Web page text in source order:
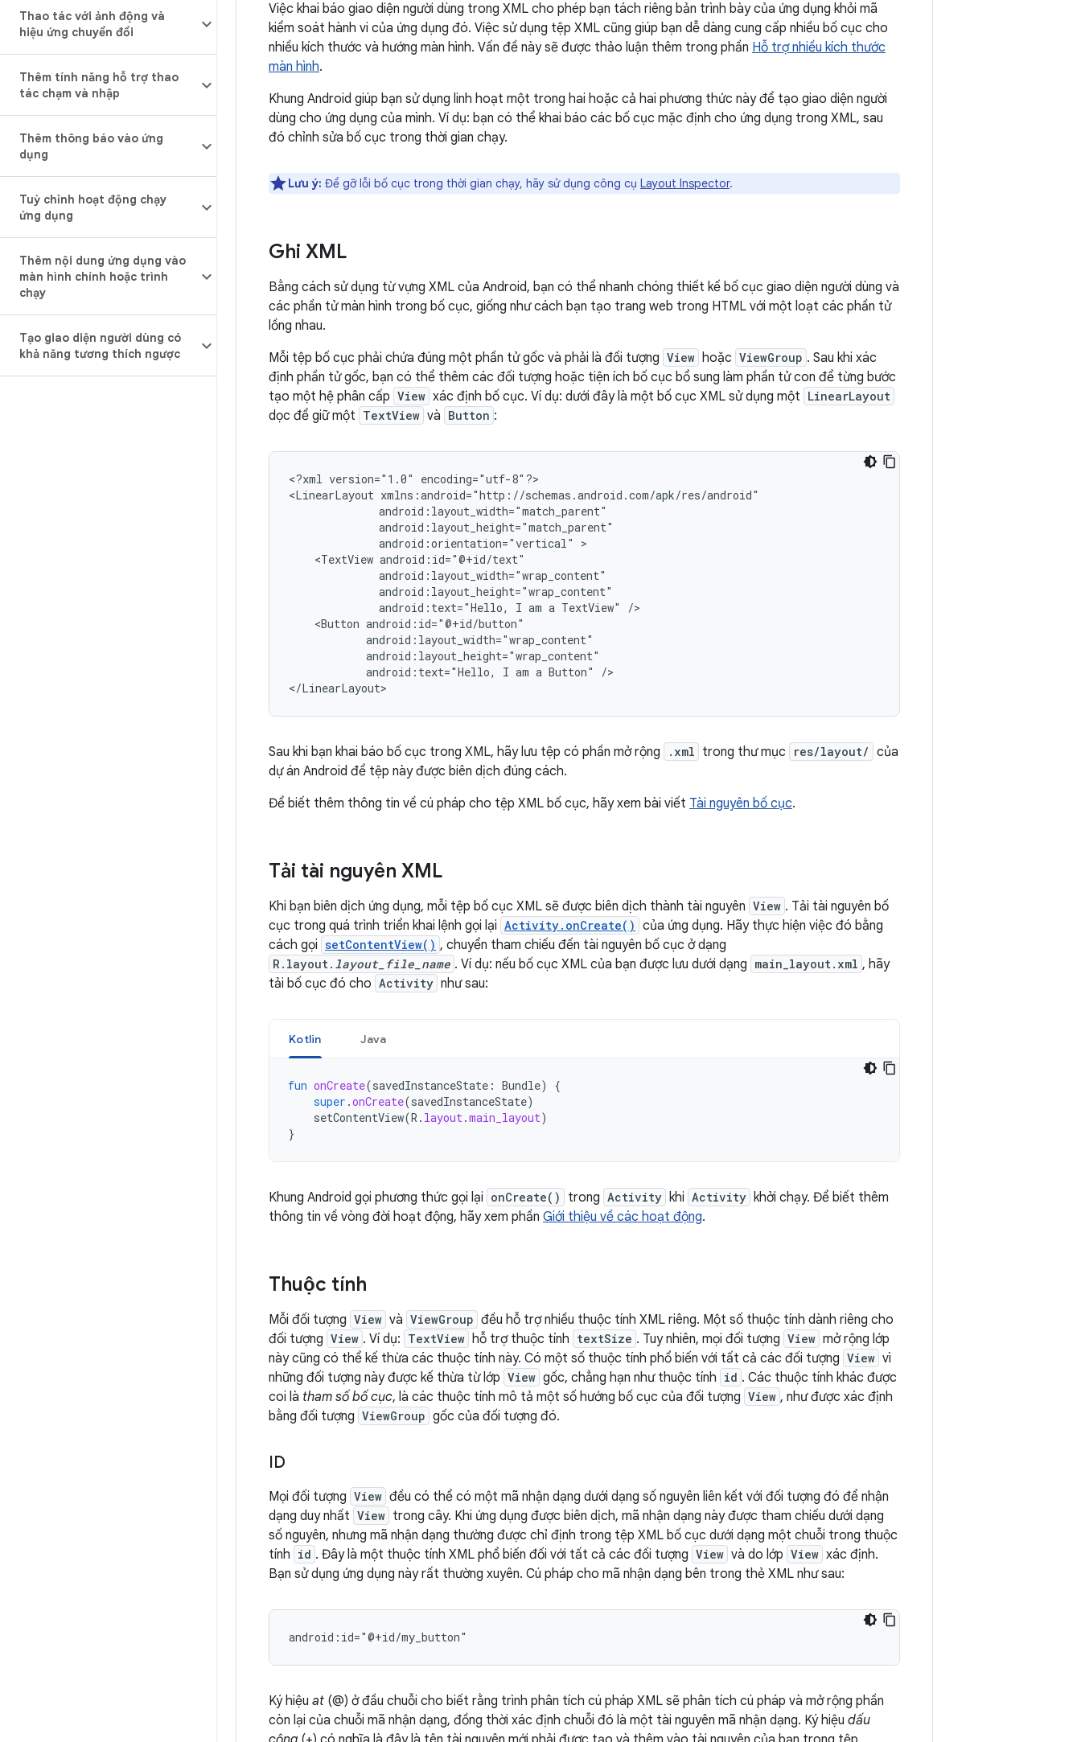
Thao tác với ảnh động và
hiệu ứng chuyển đổi
Thêm tính năng hỗ trợ thao
tác chạm và nhập
Thêm thông báo vào ứng
dụng
Tuỳ chỉnh hoạt động chạy
ứng dụng
Thêm nội dung ứng dụng vào
màn hình chính hoặc trình
chạy
Tạo giao diện người dùng có
khả năng tương thích ngược
Việc khai báo giao diện người dùng trong XML cho phép bạn tách riêng bản trình bày của ứng dụng khỏi mã
kiểm soát hành vi của ứng dụng đó. Việc sử dụng tệp XML cũng giúp bạn dễ dàng cung cấp nhiều bố cục cho
nhiều kích thước và hướng màn hình. Vấn đề này sẽ được thảo luận thêm trong phần Hỗ trợ nhiều kích thước
màn hình.
Khung Android giúp bạn sử dụng linh hoạt một trong hai hoặc cả hai phương thức này để tạo giao diện người
dùng cho ứng dụng của mình. Ví dụ: bạn có thể khai báo các bố cục mặc định cho ứng dụng trong XML, sau
đó chỉnh sửa bố cục trong thời gian chạy.
Lưu ý: Để gỡ lỗi bố cục trong thời gian chạy, hãy sử dụng công cụ Layout Inspector.
Ghi XML
Bằng cách sử dụng từ vựng XML của Android, bạn có thể nhanh chóng thiết kế bố cục giao diện người dùng và
các phần tử màn hình trong bố cục, giống như cách bạn tạo trang web trong HTML với một loạt các phần tử
lồng nhau.
Mỗi tệp bố cục phải chứa đúng một phần tử gốc và phải là đối tượng View hoặc ViewGroup . Sau khi xác
định phần tử gốc, bạn có thể thêm các đối tượng hoặc tiện ích bố cục bổ sung làm phần tử con để từng bước
tạo một hệ phân cấp View xác định bố cục. Ví dụ: dưới đây là một bố cục XML sử dụng một LinearLayout
dọc để giữ một TextView và Button :
<?xml version="1.0"
encoding="utf-8"?>
<LinearLayout
android:orientation="vertical"
<TextView
android:text="Hello,
I am a TextView"
<Button
android:text="Hello,
I am a Button"
/>
</LinearLayout>
Sau khi bạn khai báo bố cục trong XML, hãy lưu tệp có phần mở rộng .xml trong thư mục res/layout/ của
dự án Android để tệp này được biên dịch đúng cách.
Để biết thêm thông tin về cú pháp cho tệp XML bố cục, hãy xem bài viết Tài nguyên bố cục.
Tải tài nguyên XML
Khi bạn biên dịch ứng dụng, mỗi tệp bố cục XML sẽ được biên dịch thành tài nguyên View . Tải tài nguyên bố
cục trong quá trình triển khai lệnh gọi lại Activity.onCreate() của ứng dụng. Hãy thực hiện việc đó bằng
cách gọi setContentView() , chuyển tham chiếu đến tài nguyên bố cục ở dạng
R.layout. layout_file_name . Ví dụ: nếu bố cục XML của bạn được lưu dưới dạng main_layout.xml , hãy
tải bố cục đó cho Activity như sau:
Kotlin Java
fun onCreate(savedInstanceState : Bundle)
{
super .onCreate(savedInstanceState)
setContentView(R . layout.main_layout)
}
Khung Android gọi phương thức gọi lại onCreate() trong Activity khi Activity khởi chạy. Để biết thêm
thông tin về vòng đời hoạt động, hãy xem phần Giới thiệu về các hoạt động.
Thuộc tính
Mỗi đối tượng View và ViewGroup đều hỗ trợ nhiều thuộc tính XML riêng. Một số thuộc tính dành riêng cho
đối tượng View . Ví dụ: TextView hỗ trợ thuộc tính textSize . Tuy nhiên, mọi đối tượng View mở rộng lớp
này cũng có thể kế thừa các thuộc tính này. Có một số thuộc tính phổ biến với tất cả các đối tượng View vì
những đối tượng này được kế thừa từ lớp View gốc, chẳng hạn như thuộc tính id . Các thuộc tính khác được
coi là tham số bố cục, là các thuộc tính mô tả một số hướng bố cục của đối tượng View , như được xác định
bằng đối tượng ViewGroup gốc của đối tượng đó.
ID
Mọi đối tượng View đều có thể có một mã nhận dạng dưới dạng số nguyên liên kết với đối tượng đó để nhận
dạng duy nhất View trong cây. Khi ứng dụng được biên dịch, mã nhận dạng này được tham chiếu dưới dạng
số nguyên, nhưng mã nhận dạng thường được chỉ định trong tệp XML bố cục dưới dạng một chuỗi trong thuộc
tính id . Đây là một thuộc tính XML phổ biến đối với tất cả các đối tượng View và do lớp View xác định.
Bạn sử dụng ứng dụng này rất thường xuyên. Cú pháp cho mã nhận dạng bên trong thẻ XML như sau:
android:id="@+id/my_button"
Ký hiệu at (@) ở đầu chuỗi cho biết rằng trình phân tích cú pháp XML sẽ phân tích cú pháp và mở rộng phần
còn lại của chuỗi mã nhận dạng, đồng thời xác định chuỗi đó là một tài nguyên mã nhận dạng. Ký hiệu dấu